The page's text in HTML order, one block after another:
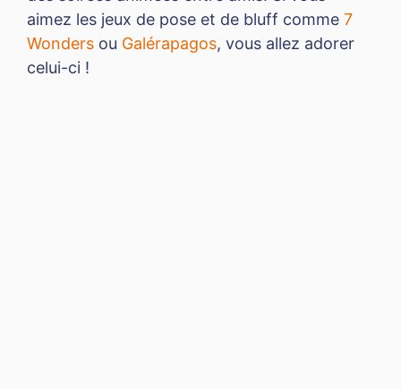
aimez les jeux de pose et de bluff comme 7
Wonders ou Galérapagos, vous allez adorer
celui-ci !